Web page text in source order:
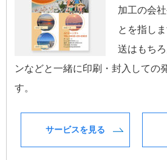
加工の会
とを指し
送はもち
ンなどと一緒に印刷・封入しての
す。
サービスを見る